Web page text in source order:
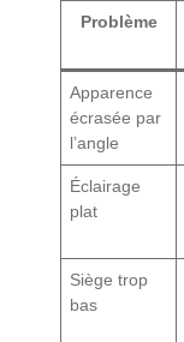
Problème
Apparence
écrasée par
l’angle
Éclairage
plat
Siège trop
bas